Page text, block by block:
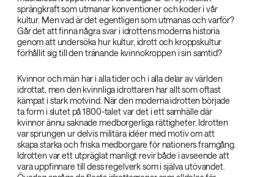
sprängkraft som utmanar konventioner och koder i vår
kultur. Men vad är det egentligen som utmanas och varför?
Går det att finna några svar i idrottens moderna historia
genom att undersöka hur kultur, idrott och kroppskultur
förhållit sig till den tränande kvinnokroppen i sin samtid?
Kvinnor och män har i alla tider och i alla delar av världen
idrottat, men den kvinnliga idrottaren har allt som oftast
kämpat i stark motvind. När den moderna idrotten började
ta form i slutet på 1800-talet var det i ett samhälle där
kvinnor ännu saknade medborgerliga rättigheter. Idrotten
var sprungen ur delvis militära idéer med motiv om att
skapa starka och friska medborgare för nationers framgång.
Idrotten var ett utpräglat manligt revir både i avseende att
vara uppfinnare till dess regelverk som i själva utövandet.